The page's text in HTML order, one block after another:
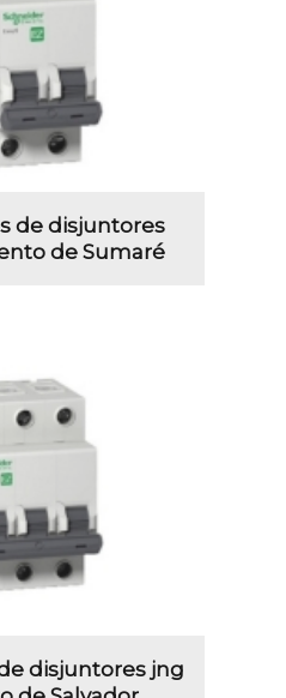
de disjuntores
de Sumaré
disjuntores jng